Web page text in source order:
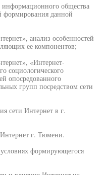
общества
формирования данной
анализ особенностей
ее компонентов;
«Интернет-
социологического
опосредованного
групп посредством сети
сети Интернет в г.
Интернет г. Тюмени.
формирующегося